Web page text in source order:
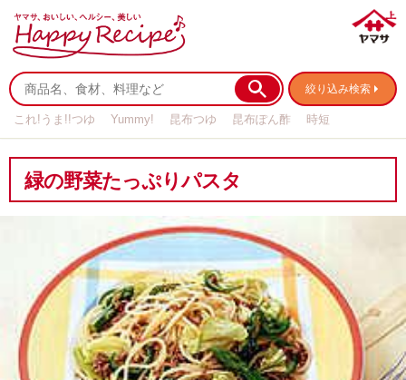
絞り込み検索
これ!うま!!つゆ Yummy! 昆布つゆ 昆布ぽん酢
時短
緑の野菜たっぷりパスタ